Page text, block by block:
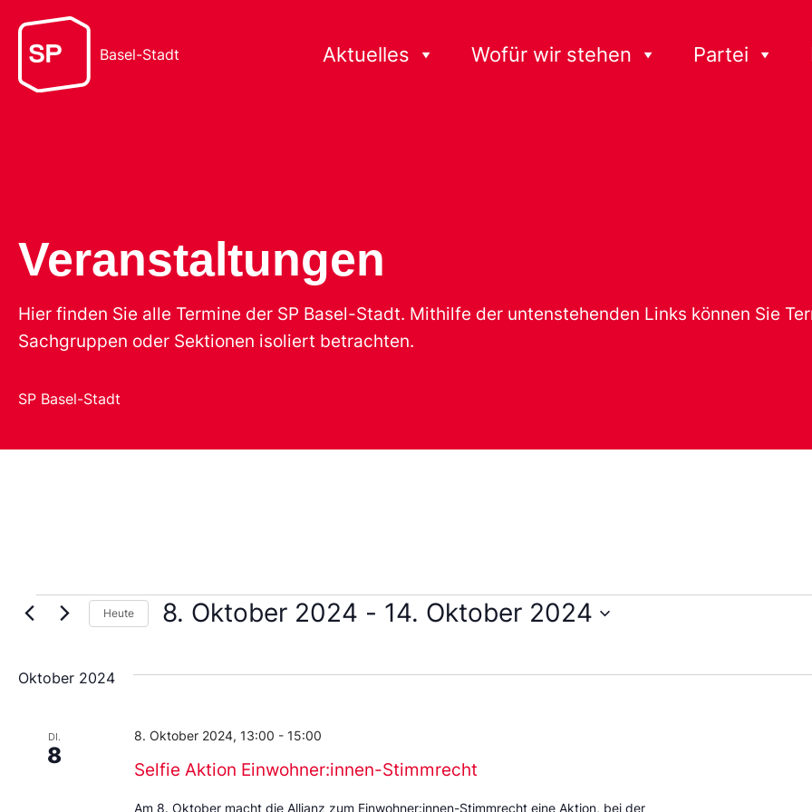
Basel-Stadt Aktuelles Wofür wir stehen Partei
Veranstaltungen
Hier finden Sie alle Termine der SP Basel-Stadt. Mithilfe der untenstehenden Links können Sie
Sachgruppen oder Sektionen isoliert betrachten.
SP Basel-Stadt
Heute 8. Oktober 2024 - 14. Oktober 2024
das
Oktober 2024
DI.
8
Selfie Aktion Einwohner:innen-Stimmrecht
8. Oktober 2024, 13:00 - 15:00
Am 8. Oktober macht die Allianz zum Einwohner:innen-Stimmrecht eine Aktion, bei der